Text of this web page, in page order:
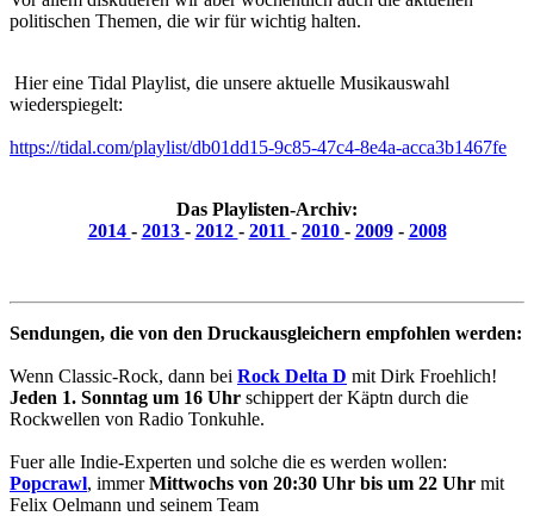
politischen Themen, die wir für wichtig halten.
Hier eine Tidal Playlist, die unsere aktuelle Musikauswahl
wiederspiegelt:
https://tidal.com/playlist/db01dd15-9c85-47c4-8e4a-acca3b1467fe
Das Playlisten-Archiv:
2014 - 2013 - 2012 - 2011 - 2010 - 2009- 2008
Sendungen, die von den Druckausgleichern empfohlen werden:
Wenn Classic-Rock, dann bei Rock Delta D mit Dirk Froehlich!
Jeden 1. Sonntag um 16 Uhr schippert der Käptn durch die
Rockwellen von Radio Tonkuhle.
Fuer alle Indie-Experten und solche die es werden wollen:
Popcrawl, immerMittwochs von 20:30 Uhr bis um 22 Uhr mit
Felix Oelmann und seinem Team